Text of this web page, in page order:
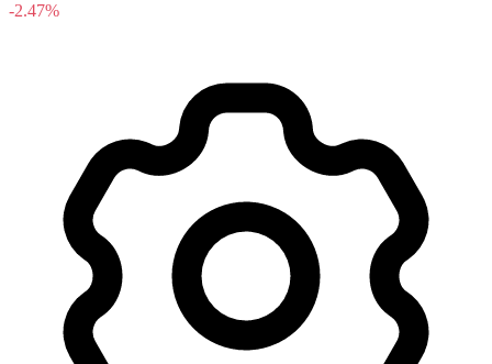
-2.47%